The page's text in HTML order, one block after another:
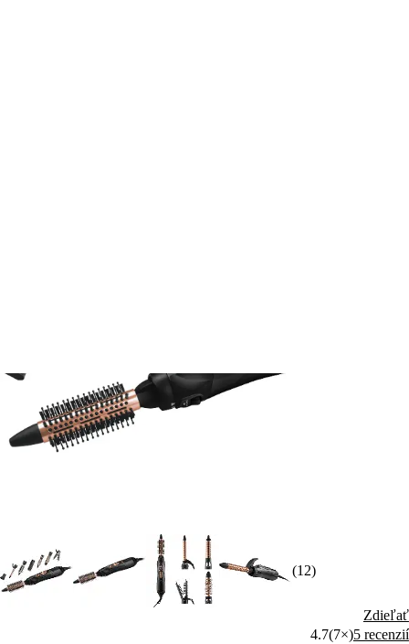
(12)
Zdieľať
4.7(7×)5 recenzií